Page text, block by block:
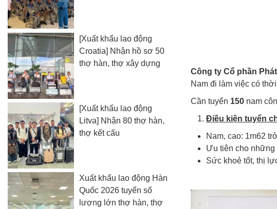
Công ty Cổ phần
Nam đi làm việc có
Cần tuyển 150 nam
Điều kiện tuyển
Nam, cao: 1m62
Ưu tiên cho
Sức khoẻ tốt, thị
[Xuất khẩu lao động
Croatia] Nhận hồ sơ 50
thợ hàn, thợ xây dựng
[Xuất khẩu lao động
Litva] Nhận 80 thợ hàn,
thợ kết cấu
Xuất khẩu lao động Hàn
Quốc 2026 tuyển số
lượng lớn thợ hàn, thợ